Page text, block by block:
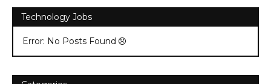
Technology Jobs
Error: No Posts Found